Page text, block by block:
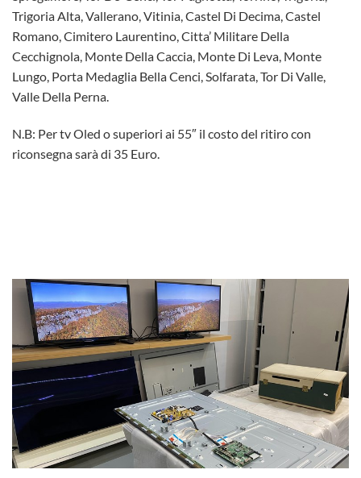
Trigoria Alta, Vallerano, Vitinia, Castel Di Decima, Castel
Romano, Cimitero Laurentino, Citta’ Militare Della
Cecchignola, Monte Della Caccia, Monte Di Leva, Monte
Lungo, Porta Medaglia Bella Cenci, Solfarata, Tor Di Valle,
Valle Della Perna.
N.B: Per tv Oled o superiori ai 55″ il costo del ritiro con
riconsegna sarà di 35 Euro.